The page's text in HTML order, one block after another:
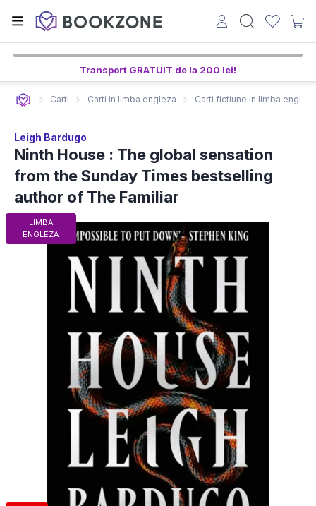
Transport GRATUIT de la 200 lei!
5 ore, 52 min, 55 sec
Carti Carti in limba engleza Carti fictiune in limba engleza
Leigh Bardugo
Ninth House : The global sensation
from the Sunday Times bestselling
author of The Familiar
LIMBA
ENGLEZA